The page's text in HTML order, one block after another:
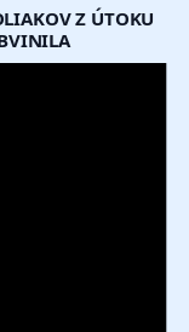
Z ÚTOKU